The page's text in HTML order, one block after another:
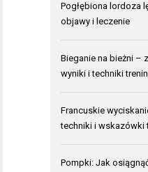
Pogłębiona lordoza
objawy i leczenie
Bieganie na bieżni –
wyniki i techniki
Francuskie
techniki i wskazówki
Pompki: Jak